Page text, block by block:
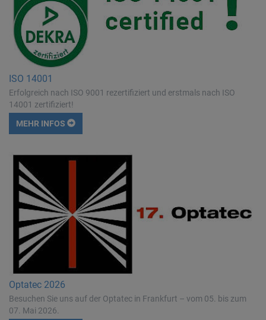
ISO 14001
Erfolgreich nach ISO 9001 rezertifiziert und erstmals nach ISO
14001 zertifiziert!
MEHR INFOS
Optatec 2026
Besuchen Sie uns auf der Optatec in Frankfurt – vom 05. bis zum
07. Mai 2026.